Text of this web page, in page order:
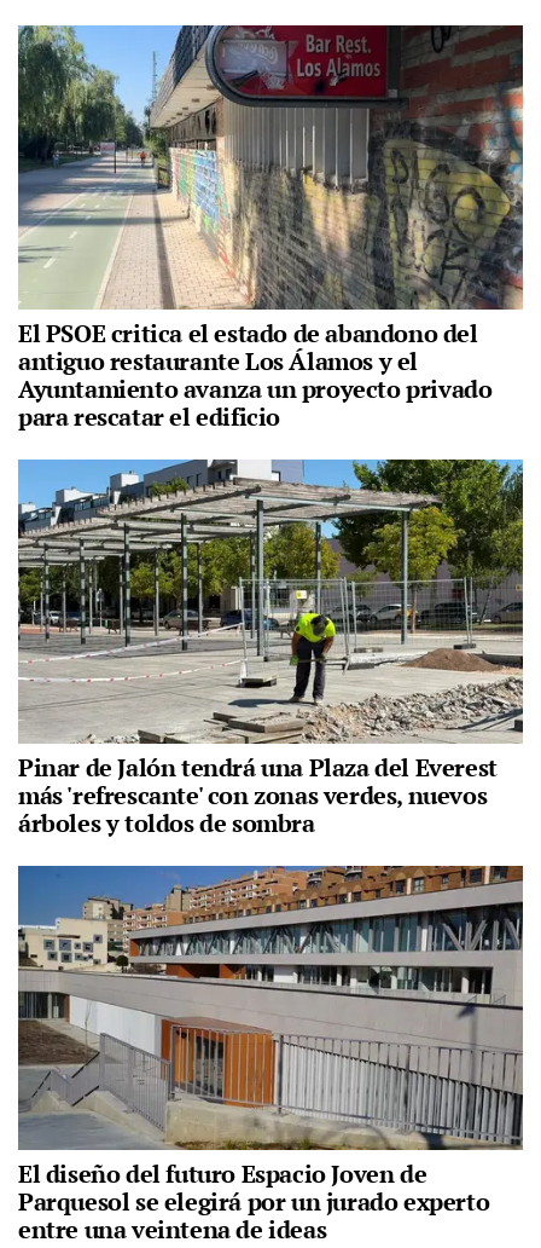
El PSOE critica el estado de abandono del
antiguo restaurante Los Álamos y el
Ayuntamiento avanza un proyecto privado
para rescatar el edificio
Pinar de Jalón tendrá una Plaza del Everest
más 'refrescante' con zonas verdes, nuevos
árboles y toldos de sombra
El diseño del futuro Espacio Joven de
Parquesol se elegirá por un jurado experto
entre una veintena de ideas